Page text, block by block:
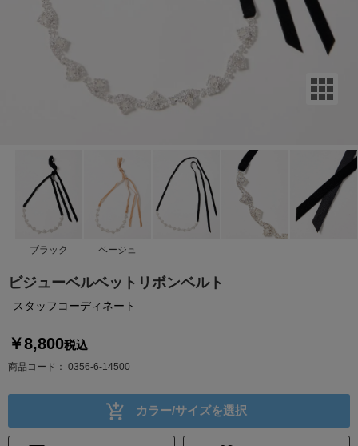
ブラック ベージュ
ビジューベルベットリボンベルト
スタッフコーディネート
￥8,800税込
商品コード 0356-6-14500
カラー/サイズを選択